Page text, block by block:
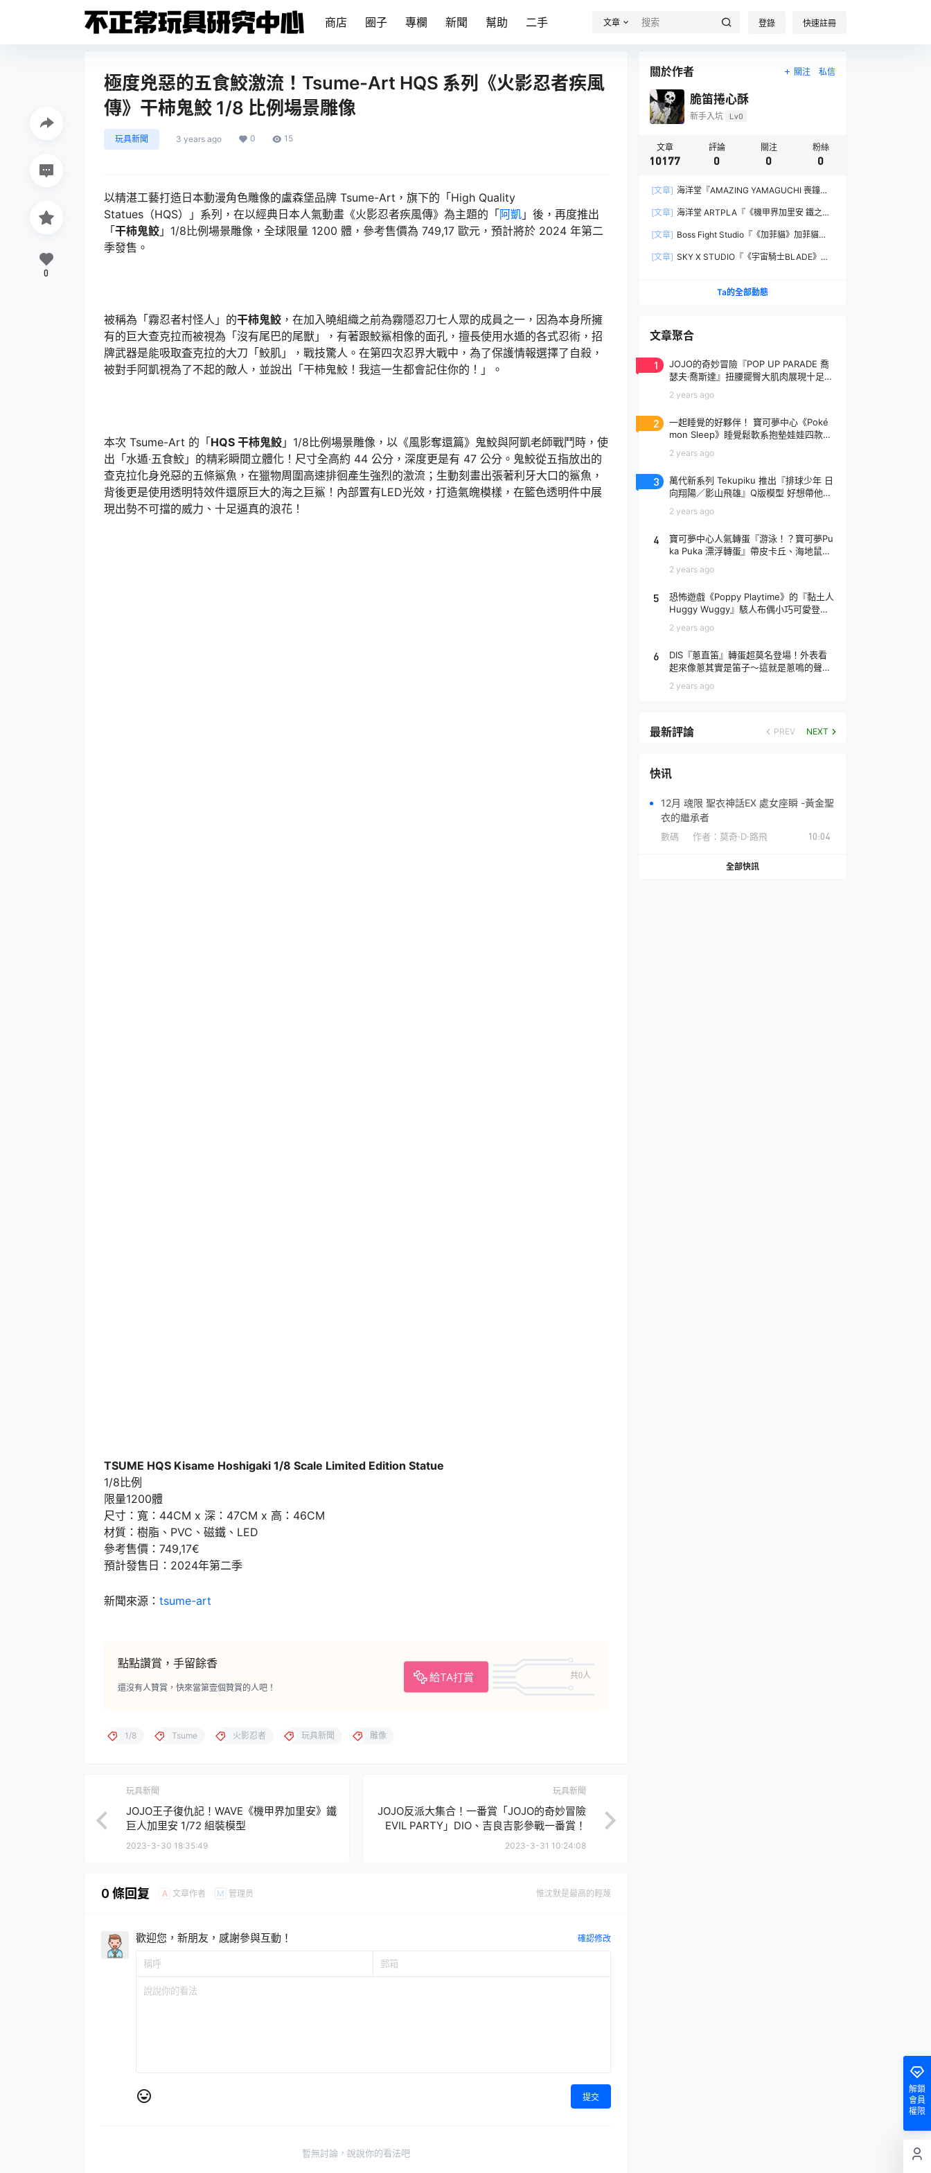
商店 圈子 專欄 新聞 幫助 二手 文章 登錄 快速註冊
極度兇惡的五食鮫激流！Tsume-Art HQS 系列《火影忍者疾風
傳》干柿鬼鮫 1/8 比例場景雕像
玩具新聞 3 years ago 0 15
以精湛工藝打造日本動漫角色雕像的盧森堡品牌 Tsume-Art，旗下的「High Quality
Statues（HQS）」系列，在以經典日本人氣動畫《火影忍者疾風傳》為主題的「阿凱 」後，再度推出
「干柿鬼鮫 」1/8比例場景雕像，全球限量 1200 體，參考售價為 749,17 歐元，預計將於 2024 年第二
季發售。
被稱為「霧忍者村怪人」的干柿鬼鮫 ，在加入曉組織之前為霧隱忍刀七人眾的成員之一，因為本身所擁
有的巨大查克拉而被視為「沒有尾巴的尾獸」，有著跟鮫鯊相像的面孔，擅長使用水遁的各式忍術，招
牌武器是能吸取査克拉的大刀「鮫肌」，戰技驚人。在第四次忍界大戰中，為了保護情報選擇了自殺，
被對手阿凱視為了不起的敵人，並說出「干柿鬼鮫！我這一生都會記住你的！」。
本次 Tsume-Art 的「HQS 干柿鬼鮫 」1/8比例場景雕像，以《風影奪還篇》鬼鮫與阿凱老師戰鬥時，使
出「水遁‧五食鮫」的精彩瞬間立體化！尺寸全高約 44 公分，深度更是有 47 公分。鬼鮫從五指放出的
查克拉化身兇惡的五條鯊魚，在獵物周圍高速排徊產生強烈的激流；生動刻畫出張著利牙大口的鯊魚，
背後更是使用透明特效件還原巨大的海之巨鯊！內部置有LED光效，打造氣魄模樣，在籃色透明件中展
現出勢不可擋的威力、十足逼真的浪花！
TSUME HQS Kisame Hoshigaki 1/8 Scale Limited Edition Statue
1/8比例
限量1200體
尺寸：寬：44CM x 深：47CM x 高：46CM
材質：樹脂、PVC、磁鐵、LED
參考售價：749,17€
預計發售日：2024年第二季
新聞來源： tsume-art
點點讚賞，手留餘香
給TA打賞 共0人
還沒有人贊賞，快來當第壹個贊賞的人吧！
0
1/8 Tsume 火影忍者 玩具新聞 雕像
玩具新聞
JOJO王子復仇記！WAVE《機甲界加里安》鐵
巨人加里安 1/72 組裝模型
2023-3-30 18:35:49
玩具新聞
JOJO反派大集合！一番賞「JOJO的奇妙冒險
EVIL PARTY」DIO、吉良吉影參戰一番賞！
2023-3-31 10:24:08
0 條回复 A 文章作者 M 管理员 惟沈默是最高的輕蔑
歡迎您，新朋友，感謝參與互動！ 確認修改
提交
暫無討論，說說你的看法吧
關於作者 關注 私信
脆笛捲心酥
新手入坑 Lv0
文章
10177
評論
0
關注
0
粉絲
0
[文章] 海洋堂『AMAZING YAMAGUCHI 喪鐘
之刃與大魄力火焰特效！
[文章] 海洋堂 ARTPLA『《機甲界加里安 鐵之紋
規再現！
[文章] Boss Fight Studio『《加菲貓》加菲貓
受到的龐大份量！
[文章] SKY X STUDIO『《宇宙騎士BLADE》
Ta的全部動態
文章聚合
1
JOJO的奇妙冒險『POP UP PARADE 喬
瑟夫‧喬斯達』扭腰擺臀大肌肉展現十足騷
2 years ago
2
一起睡覺的好夥伴！ 寶可夢中心《Poké
mon Sleep》睡覺鬆軟系抱墊娃娃四款登
2 years ago
3
萬代新系列 Tekupiku 推出『排球少年 日
向翔陽／影山飛雄』Q版模型 好想帶他出
2 years ago
4
寶可夢中心人氣轉蛋『游泳！？寶可夢Pu
ka Puka 漂浮轉蛋』帶皮卡丘、海地鼠去
2 years ago
5
恐怖遊戲《Poppy Playtime》的『黏土人
Huggy Wuggy』駭人布偶小巧可愛登
2 years ago
6
DIS『蔥直笛』轉蛋超莫名登場！外表看
起來像蔥其實是笛子～這就是蔥鳴的聲音
2 years ago
最新評論 PREV NEXT
快讯
12月 魂限 聖衣神話EX 處女座瞬 -黃金聖
衣的繼承者
數碼 作者： 莫奇·D·路飛 10:04
全部快訊
解鎖
會員
權限